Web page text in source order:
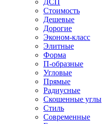
ДСП
Стоимость
Дешевые
Дорогие
Эконом-класс
Элитные
Форма
П-образные
Угловые
Прямые
Радиусные
Скошенные углы
Стиль
Современные